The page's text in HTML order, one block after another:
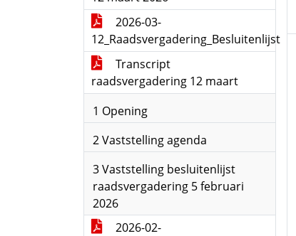
2026-03-
12_Raadsvergadering_Besluitenlijst
Transcript
raadsvergadering 12 maart
1 Opening
2 Vaststelling agenda
3 Vaststelling besluitenlijst
raadsvergadering 5 februari
2026
2026-02-